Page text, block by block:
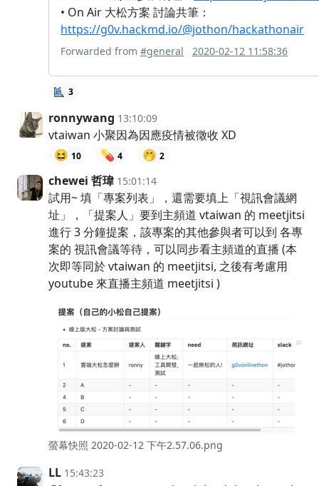
• On Air 大松方案 討論共筆：
https://g0v.hackmd.io/@jothon/hackathonair
Forwarded from #general 2020-02-12 11:58:36
3
ronnywang 13:10:09
vtaiwan 小聚因為因應疫情被徵收 XD
😆 10 💊 4 🤭 2
chewei 哲瑋 15:01:14
試用~ 填「專案列表」，還需要填上「視訊會議網
址」，「提案人」要到主頻道 vtaiwan 的 meetjitsi
進行 3 分鐘提案，該專案的其他參與者可以到 各專
案的 視訊會議等待，可以同步看主頻道的直播 (本
次即等同於 vtaiwan 的 meetjitsi, 之後有考慮用
youtube 來直播主頻道 meetjitsi )
螢幕快照 2020-02-12 下午2.57.06.png
LL 15:43:23